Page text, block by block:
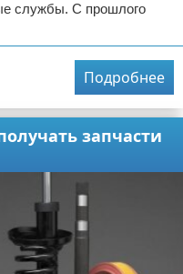
службы. С прошлого
Подробнее
запчасти